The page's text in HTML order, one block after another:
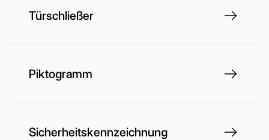
Türschließer
Piktogramm
Sicherheitskennzeichnung